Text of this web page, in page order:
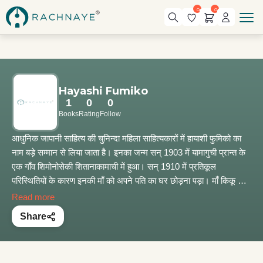
0 0
Hayashi Fumiko
1
Books
0
Rating
0
Follow
आधुनिक जापानी साहित्य की चुनिन्दा महिला साहित्यकारों में हायाशी फुमिको का
नाम बड़े सम्मान से लिया जाता है। इनका जन्म सन् 1903 में यामागुची प्रान्त के
एक गाँव शिमोनोसेकी शितानाकामाची में हुआ। सन् 1910 में प्रतिकूल
परिस्थितियों के कारण इनकी माँ को अपने पति का घर छोड़ना पड़ा। माँ किकू और
फुमिको सावाइकि साबुरो के घर रहने लगीं। फुमिको की प्रारम्भिक पढ़ाई
नागासाकी में हुई। पिता का व्यवसाय एक जगह स्थिर न था। ये फेरी लगाया करते
थे। इस तरह फुमिको का परिवार लगभग ख़ानाबदोश की ज़िन्दगी जी रहा था।
Read more
Share